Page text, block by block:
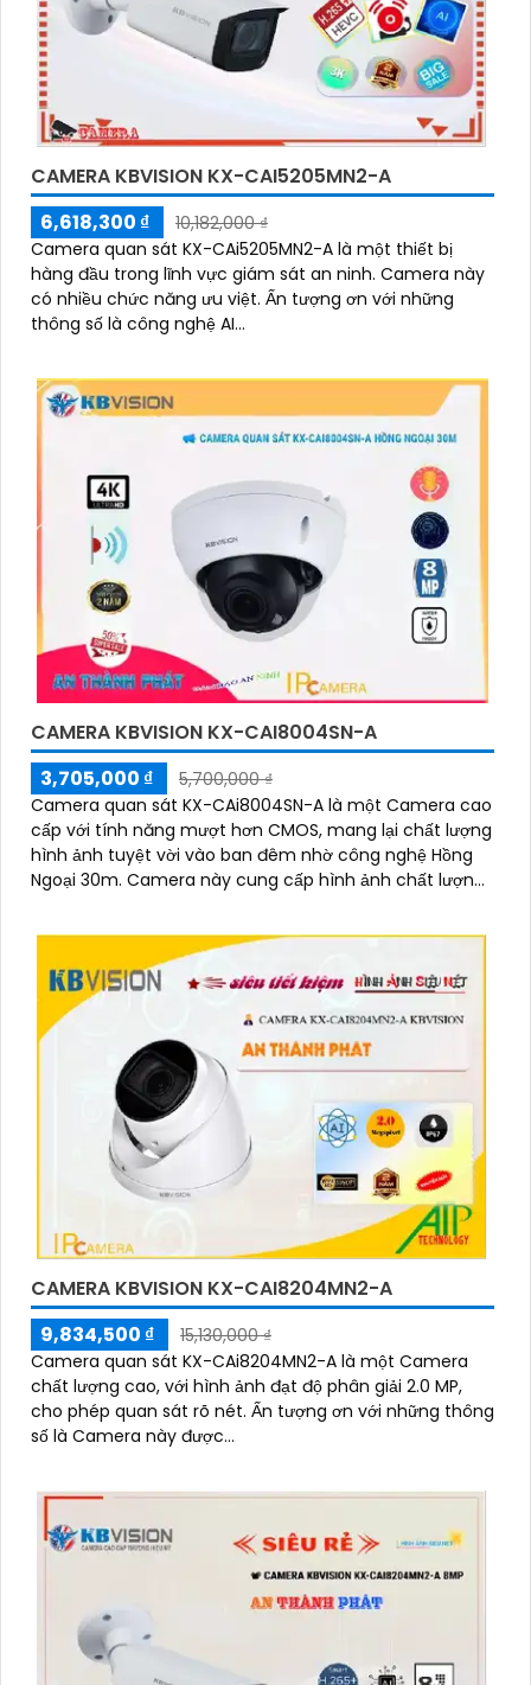
CAMERA KBVISION KX-CAI5205MN2-A
6,618,300 ₫
10,182,000 ₫
Camera quan sát KX-CAi5205MN2-A là một thiết bị
hàng đầu trong lĩnh vực giám sát an ninh. Camera này
có nhiều chức năng ưu việt. Ấn tượng ơn với những
thông số là công nghệ AI...
CAMERA KBVISION KX-CAI8004SN-A
3,705,000 ₫
5,700,000 ₫
Camera quan sát KX-CAi8004SN-A là một Camera cao
cấp với tính năng mượt hơn CMOS, mang lại chất lượng
hình ảnh tuyệt vời vào ban đêm nhờ công nghệ Hồng
Ngoại 30m. Camera này cung cấp hình ảnh chất lượng
CAMERA KBVISION KX-CAI8204MN2-A
9,834,500 ₫
15,130,000 ₫
Camera quan sát KX-CAi8204MN2-A là một Camera
chất lượng cao, với hình ảnh đạt độ phân giải 2.0 MP,
cho phép quan sát rõ nét. Ấn tượng ơn với những thông
số là Camera này được...